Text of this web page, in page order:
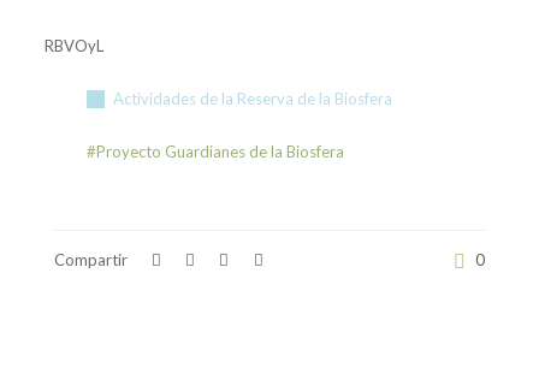
RBVOyL
Actividades de la Reserva de la Biosfera
#Proyecto Guardianes de la Biosfera
Compartir 0